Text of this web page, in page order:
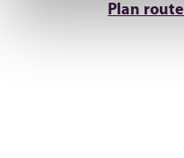
Plan route